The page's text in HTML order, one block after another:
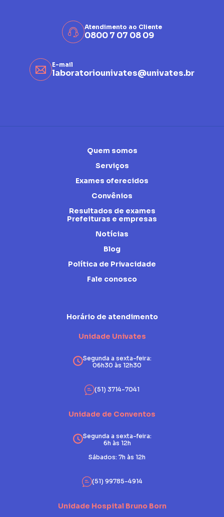
Atendimento ao Cliente
0800 7 07 08 09
E-mail
laboratoriounivates@univates.br
Quem somos
Serviços
Exames oferecidos
Convênios
Resultados de exames
Prefeituras e empresas
Notícias
Blog
Política de Privacidade
Fale conosco
Horário de atendimento
Unidade Univates
Segunda a sexta-feira:
06h30 às 12h30
(51) 3714-7041
Unidade de Conventos
Segunda a sexta-feira:
6h às 12h
Sábados: 7h às 12h
(51) 99785-4914
Unidade Hospital Bruno Born